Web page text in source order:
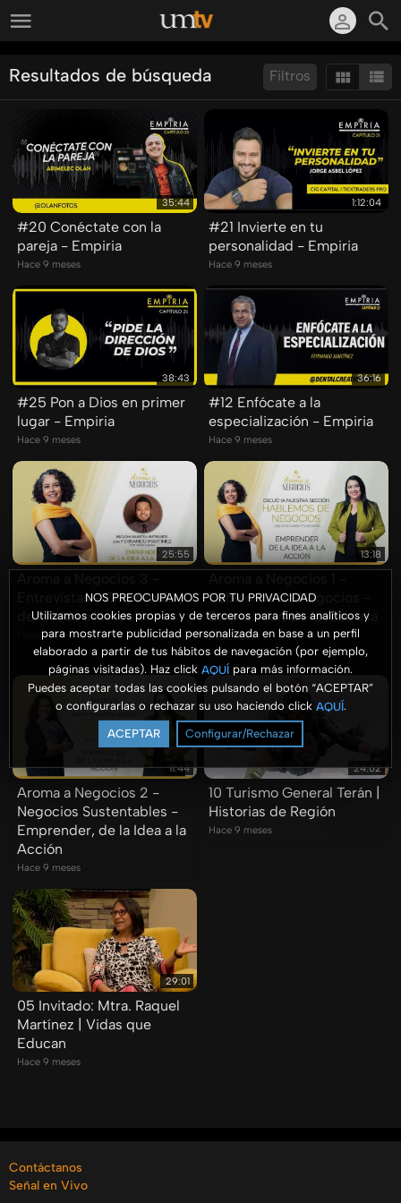
NOS PREOCUPAMOS POR TU PRIVACIDAD
Utilizamos cookies propias y de terceros para fines analíticos y
para mostrarte publicidad personalizada en base a un perfil
elaborado a partir de tus hábitos de navegación (por ejemplo,
páginas visitadas). Haz click AQUÍ para más información.
Puedes aceptar todas las cookies pulsando el botón “ACEPTAR”
o configurarlas o rechazar su uso haciendo click AQUÍ.
ACEPTAR Configurar/Rechazar
Filtros
Resultados de búsqueda
Resultados/Pág.:
35:44
#20 Conéctate con la
pareja - Empiria
Hace 9 meses
1:12:04
#21 Invierte en tu
personalidad - Empiria
Hace 9 meses
38:43
#25 Pon a Dios en primer
lugar - Empiria
Hace 9 meses
36:16
#12 Enfócate a la
especialización - Empiria
Hace 9 meses
25:55
Entrevistas - Emprender,
de la Idea a la Acción
Hace 9 meses
13:18
Hablemos de Negocios -
Emprender, de la Idea a la
Acción
Hace 9 meses
11:44
Aroma a Negocios 2 -
Negocios Sustentables -
Emprender, de la Idea a la
Acción
Hace 9 meses
24:02
10 Turismo General Terán |
Historias de Región
Hace 9 meses
29:01
05 Invitado: Mtra. Raquel
Martínez | Vidas que
Educan
Hace 9 meses
Contáctanos
Señal en Vivo